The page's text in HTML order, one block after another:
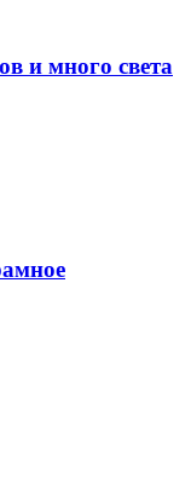
и много света